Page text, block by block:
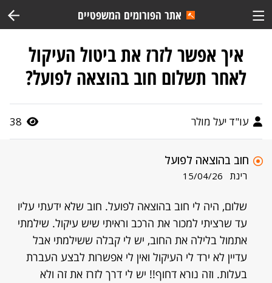
אתר הפורומים המשפטיים
איך אפשר לזרז את ביטול העיקול
לאחר תשלום חוב בהוצאה לפועל?
עו"ד יעל מולר 38
חוב בהוצאה לפועל
רינת 15/04/26
שלום, היה לי חוב בהוצאה לפועל. חוב שלא ידעתי עליו
עד שרציתי למכור את הרכב וראיתי שיש עיקול. שילמתי
אתמול בלילה את החוב, יש לי קבלה ששילמתי אבל
עדיין לא ירד לי העיקול ואין לי אפשרות לבצע העברת
בעלות. וזה נורא דחוף!! יש לי דרך לזרז את זה ולא